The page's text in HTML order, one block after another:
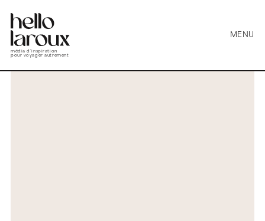
média d’inspiration
pour voyager autrement
MENU